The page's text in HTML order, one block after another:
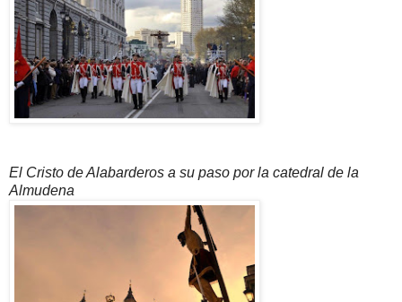
El Cristo de Alabarderos a su paso por la catedral de la
Almudena